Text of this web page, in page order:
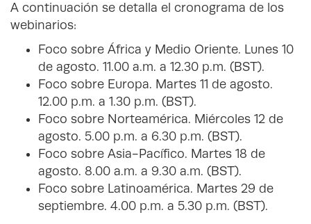
A continuación se detalla el cronograma de los
webinarios:
Foco sobre África y Medio Oriente. Lunes 10
de agosto. 11.00 a.m. a 12.30 p.m. (BST).
Foco sobre Europa. Martes 11 de agosto.
12.00 p.m. a 1.30 p.m. (BST).
Foco sobre Norteamérica. Miércoles 12 de
agosto. 5.00 p.m. a 6.30 p.m. (BST).
Foco sobre Asia-Pacífico. Martes 18 de
agosto. 8.00 a.m. a 9.30 a.m. (BST).
Foco sobre Latinoamérica. Martes 29 de
septiembre. 4.00 p.m. a 5.30 p.m. (BST).